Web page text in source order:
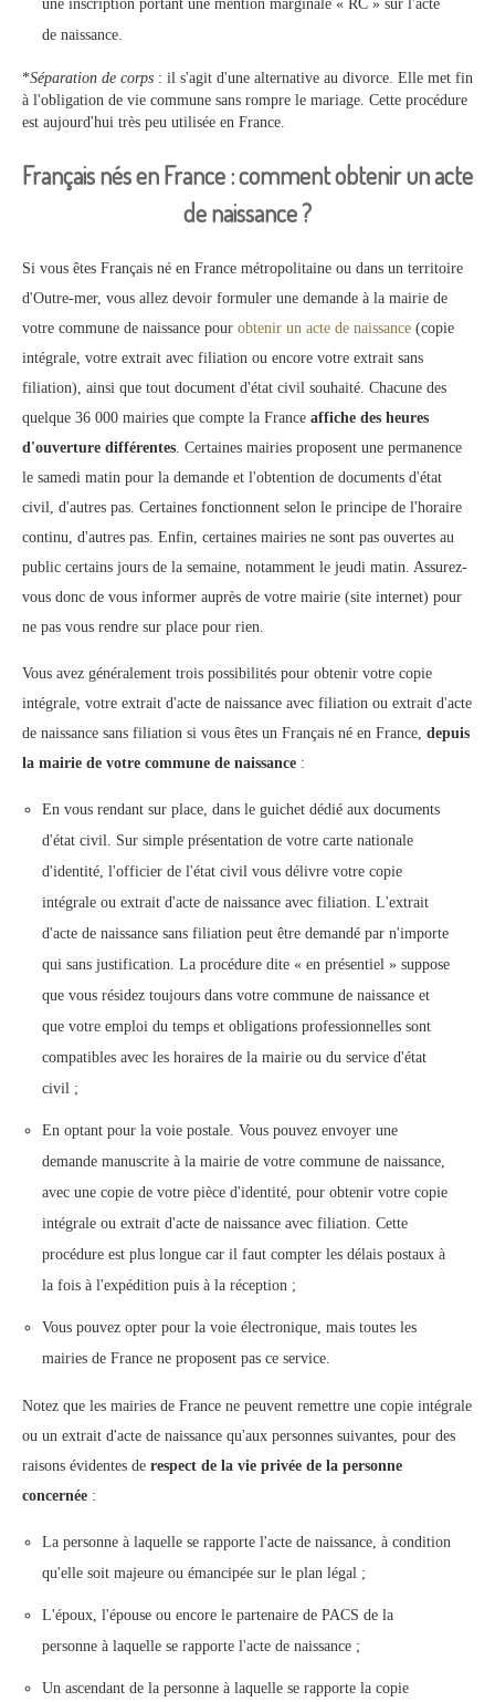
une inscription portant une mention marginale « RC » sur l'acte
de naissance.
*Séparation de corps : il s'agit d'une alternative au divorce. Elle met fin
à l'obligation de vie commune sans rompre le mariage. Cette procédure
est aujourd'hui très peu utilisée en France.
Français nés en France : comment obtenir un acte
de naissance ?
Si vous êtes Français né en France métropolitaine ou dans un territoire
d'Outre-mer, vous allez devoir formuler une demande à la mairie de
votre commune de naissance pour obtenir un acte de naissance (copie
intégrale, votre extrait avec filiation ou encore votre extrait sans
filiation), ainsi que tout document d'état civil souhaité. Chacune des
quelque 36 000 mairies que compte la France affiche des heures
d'ouverture différentes. Certaines mairies proposent une permanence
le samedi matin pour la demande et l'obtention de documents d'état
civil, d'autres pas. Certaines fonctionnent selon le principe de l'horaire
continu, d'autres pas. Enfin, certaines mairies ne sont pas ouvertes au
public certains jours de la semaine, notamment le jeudi matin. Assurez-
vous donc de vous informer auprès de votre mairie (site internet) pour
ne pas vous rendre sur place pour rien.
Vous avez généralement trois possibilités pour obtenir votre copie
intégrale, votre extrait d'acte de naissance avec filiation ou extrait d'acte
de naissance sans filiation si vous êtes un Français né en France, depuis
la mairie de votre commune de naissance :
En vous rendant sur place, dans le guichet dédié aux documents
d'état civil. Sur simple présentation de votre carte nationale
d'identité, l'officier de l'état civil vous délivre votre copie
intégrale ou extrait d'acte de naissance avec filiation. L'extrait
d'acte de naissance sans filiation peut être demandé par n'importe
qui sans justification. La procédure dite « en présentiel » suppose
que vous résidez toujours dans votre commune de naissance et
que votre emploi du temps et obligations professionnelles sont
compatibles avec les horaires de la mairie ou du service d'état
civil ;
En optant pour la voie postale. Vous pouvez envoyer une
demande manuscrite à la mairie de votre commune de naissance,
avec une copie de votre pièce d'identité, pour obtenir votre copie
intégrale ou extrait d'acte de naissance avec filiation. Cette
procédure est plus longue car il faut compter les délais postaux à
la fois à l'expédition puis à la réception ;
Vous pouvez opter pour la voie électronique, mais toutes les
mairies de France ne proposent pas ce service.
Notez que les mairies de France ne peuvent remettre une copie intégrale
ou un extrait d'acte de naissance qu'aux personnes suivantes, pour des
raisons évidentes de respect de la vie privée de la personne
concernée :
La personne à laquelle se rapporte l'acte de naissance, à condition
qu'elle soit majeure ou émancipée sur le plan légal ;
L'époux, l'épouse ou encore le partenaire de PACS de la
personne à laquelle se rapporte l'acte de naissance ;
Un ascendant de la personne à laquelle se rapporte la copie